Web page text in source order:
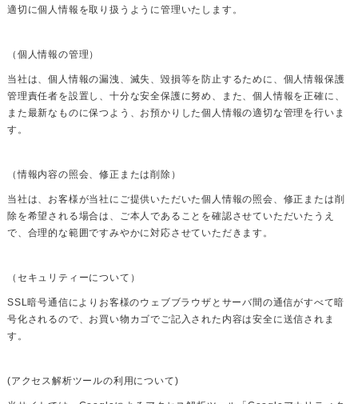
適切に個人情報を取り扱うように管理いたします。
（個人情報の管理）
当社は、個人情報の漏洩、滅失、毀損等を防止するために、個人情報保護
管理責任者を設置し、十分な安全保護に努め、また、個人情報を正確に、
また最新なものに保つよう、お預かりした個人情報の適切な管理を行いま
す。
（情報内容の照会、修正または削除）
当社は、お客様が当社にご提供いただいた個人情報の照会、修正または削
除を希望される場合は、ご本人であることを確認させていただいたうえ
で、合理的な範囲ですみやかに対応させていただきます。
（セキュリティーについて）
SSL暗号通信によりお客様のウェブブラウザとサーバ間の通信がすべて暗
号化されるので、お買い物カゴでご記入された内容は安全に送信されま
す。
(アクセス解析ツールの利用について)